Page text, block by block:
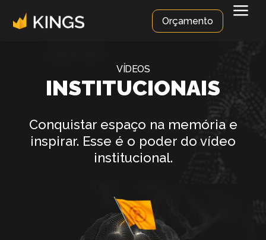
Orçamento a
VÍDEOS
INSTITUCIONAIS
Conquistar espaço na memória e
inspirar. Esse é o poder do vídeo
institucional.